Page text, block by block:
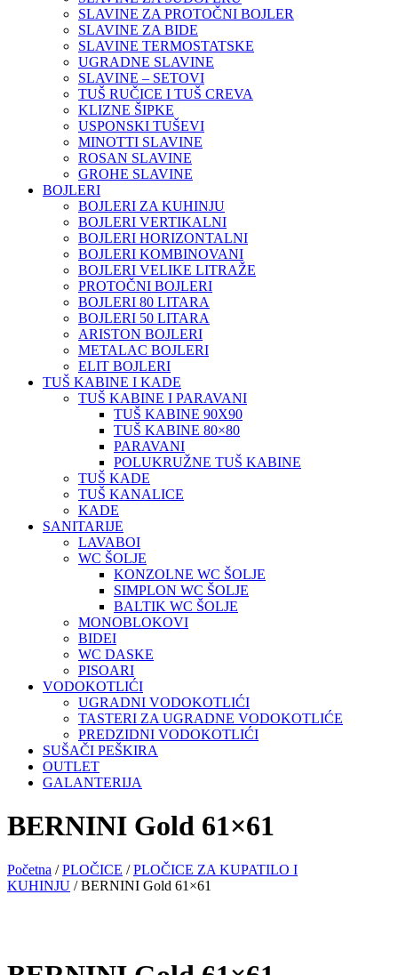
SLAVINE ZA PROTOČNI BOJLER
SLAVINE ZA BIDE
SLAVINE TERMOSTATSKE
UGRADNE SLAVINE
SLAVINE – SETOVI
TUŠ RUČICE I TUŠ CREVA
KLIZNE ŠIPKE
USPONSKI TUŠEVI
MINOTTI SLAVINE
ROSAN SLAVINE
GROHE SLAVINE
BOJLERI
BOJLERI ZA KUHINJU
BOJLERI VERTIKALNI
BOJLERI HORIZONTALNI
BOJLERI KOMBINOVANI
BOJLERI VELIKE LITRAŽE
PROTOČNI BOJLERI
BOJLERI 80 LITARA
BOJLERI 50 LITARA
ARISTON BOJLERI
METALAC BOJLERI
ELIT BOJLERI
TUŠ KABINE I KADE
TUŠ KABINE I PARAVANI
TUŠ KABINE 90X90
TUŠ KABINE 80×80
PARAVANI
POLUKRUŽNE TUŠ KABINE
TUŠ KADE
TUŠ KANALICE
KADE
SANITARIJE
LAVABOI
WC ŠOLJE
KONZOLNE WC ŠOLJE
SIMPLON WC ŠOLJE
BALTIK WC ŠOLJE
MONOBLOKOVI
BIDEI
WC DASKE
PISOARI
VODOKOTLIĆI
UGRADNI VODOKOTLIĆI
TASTERI ZA UGRADNE VODOKOTLIĆE
PREDZIDNI VODOKOTLIĆI
SUŠAČI PEŠKIRA
OUTLET
GALANTERIJA
BERNINI Gold 61×61
Početna /PLOČICE /PLOČICE ZA KUPATILO I
KUHINJU / BERNINI Gold 61×61